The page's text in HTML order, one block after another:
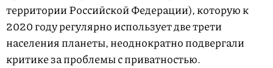
территории Российской Федерации), которую к
2020 году регулярно использует две трети
населения планеты, неоднократно подвергали
критике за проблемы с приватностью.